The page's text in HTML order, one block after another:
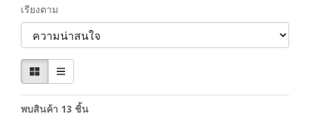
เรียงตาม
พบสินค้า 13 ชิ้น